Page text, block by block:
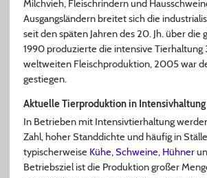
Milchvieh, Fleischrindern und
Ausgangsländern breitet sich die
seit den späten Jahren des 20. Jh. über die
1990 produzierte die intensive Tierhaltung
weltweiten Fleischproduktion, 2005 war
gestiegen.
Aktuelle Tierproduktion in Intensivhaltung
In Betrieben mit Intensivtierhaltung
Zahl, hoher Standdichte und häufig in
typischerweise Kühe, Schweine, Hühner
Betriebsziel ist die Produktion großer